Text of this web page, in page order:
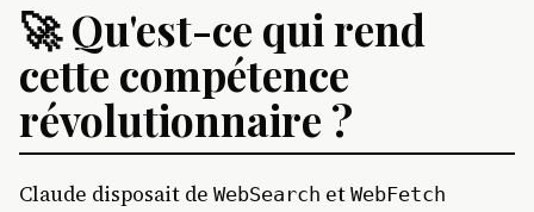
🚀 Qu'est-ce qui rend
cette compétence
révolutionnaire ?
Claude disposait de WebSearch et WebFetch